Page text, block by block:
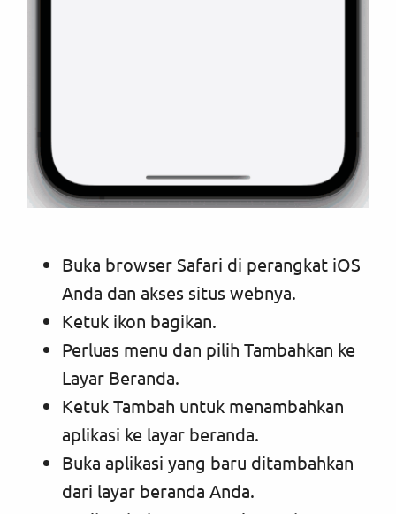
Buka browser Safari di perangkat iOS
Anda dan akses situs webnya.
Ketuk ikon bagikan.
Perluas menu dan pilih Tambahkan ke
Layar Beranda.
Ketuk Tambah untuk menambahkan
aplikasi ke layar beranda.
Buka aplikasi yang baru ditambahkan
dari layar beranda Anda.